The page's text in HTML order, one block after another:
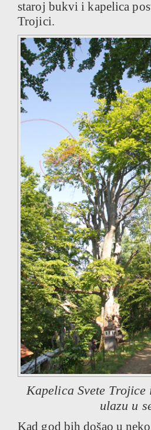
staroj bukvi i kapelica
Trojici.
Kapelica Svete Trojice
ulazu u
Kad god bih došao u